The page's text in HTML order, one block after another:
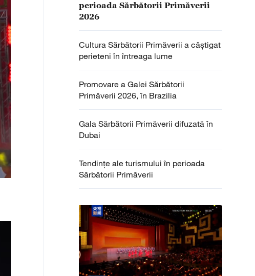
perioada Sărbătorii Primăverii
2026
Cultura Sărbătorii Primăverii a câștigat
perieteni în întreaga lume
Promovare a Galei Sărbătorii
Primăverii 2026, în Brazilia
Gala Sărbătorii Primăverii difuzată în
Dubai
Tendințe ale turismului în perioada
Sărbătorii Primăverii